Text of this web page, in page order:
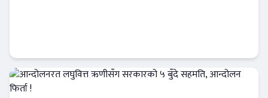
Banner News